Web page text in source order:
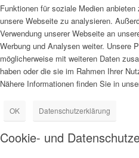
Funktionen für soziale Medien
unsere Webseite zu analysieren.
Verwendung unserer Webseite an
Werbung und Analysen weiter. Unsere
möglicherweise mit weiteren Daten
haben oder die sie im Rahmen Ihrer
Nähere Informationen finden Sie in
OK Datenschutzerklärung
Cookie- und